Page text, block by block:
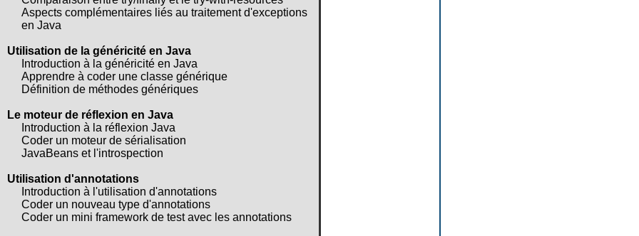
Aspects complémentaires liés au traitement d'exceptions
en Java
Utilisation de la généricité en Java
Introduction à la généricité en Java
Apprendre à coder une classe générique
Définition de méthodes génériques
Le moteur de réflexion en Java
Introduction à la réflexion Java
Coder un moteur de sérialisation
JavaBeans et l'introspection
Utilisation d'annotations
Introduction à l'utilisation d'annotations
Coder un nouveau type d'annotations
Coder un mini framework de test avec les annotations